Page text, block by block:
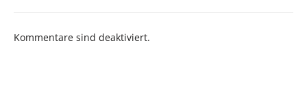
Kommentare sind deaktiviert.